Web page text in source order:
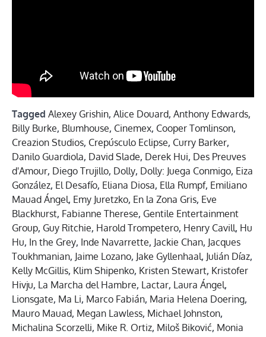
Tagged Alexey Grishin, Alice Douard, Anthony Edwards,
Billy Burke, Blumhouse, Cinemex, Cooper Tomlinson,
Creazion Studios, Crepúsculo Eclipse, Curry Barker,
Danilo Guardiola, David Slade, Derek Hui, Des Preuves
d'Amour, Diego Trujillo, Dolly, Dolly: Juega Conmigo, Eiza
González, El Desafío, Eliana Diosa, Ella Rumpf, Emiliano
Mauad Ángel, Emy Juretzko, En la Zona Gris, Eve
Blackhurst, Fabianne Therese, Gentile Entertainment
Group, Guy Ritchie, Harold Trompetero, Henry Cavill, Hu
Hu, In the Grey, Inde Navarrette, Jackie Chan, Jacques
Toukhmanian, Jaime Lozano, Jake Gyllenhaal, Julián Díaz,
Kelly McGillis, Klim Shipenko, Kristen Stewart, Kristofer
Hivju, La Marcha del Hambre, Lactar, Laura Ángel,
Lionsgate, Ma Li, Marco Fabián, Maria Helena Doering,
Mauro Mauad, Megan Lawless, Michael Johnston,
Michalina Scorzelli, Mike R. Ortiz, Miloš Biković, Monia